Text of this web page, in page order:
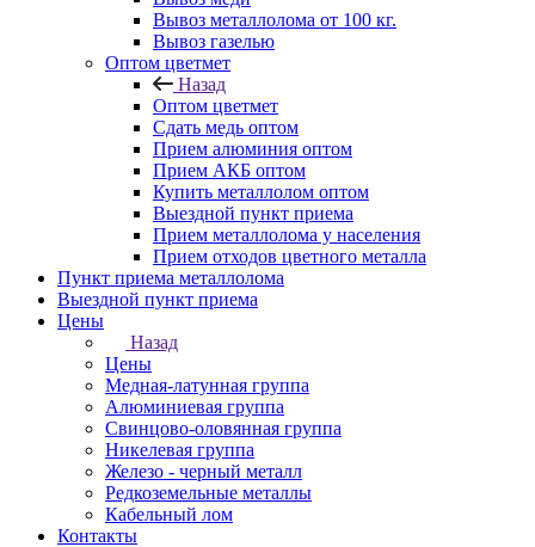
Вывоз металлолома от 100 кг.
Вывоз газелью
Оптом цветмет
Назад
Оптом цветмет
Сдать медь оптом
Прием алюминия оптом
Прием АКБ оптом
Купить металлолом оптом
Выездной пункт приема
Прием металлолома у населения
Прием отходов цветного металла
Пункт приема металлолома
Выездной пункт приема
Цены
Назад
Цены
Медная-латунная группа
Алюминиевая группа
Свинцово-оловянная группа
Никелевая группа
Железо - черный металл
Редкоземельные металлы
Кабельный лом
Контакты